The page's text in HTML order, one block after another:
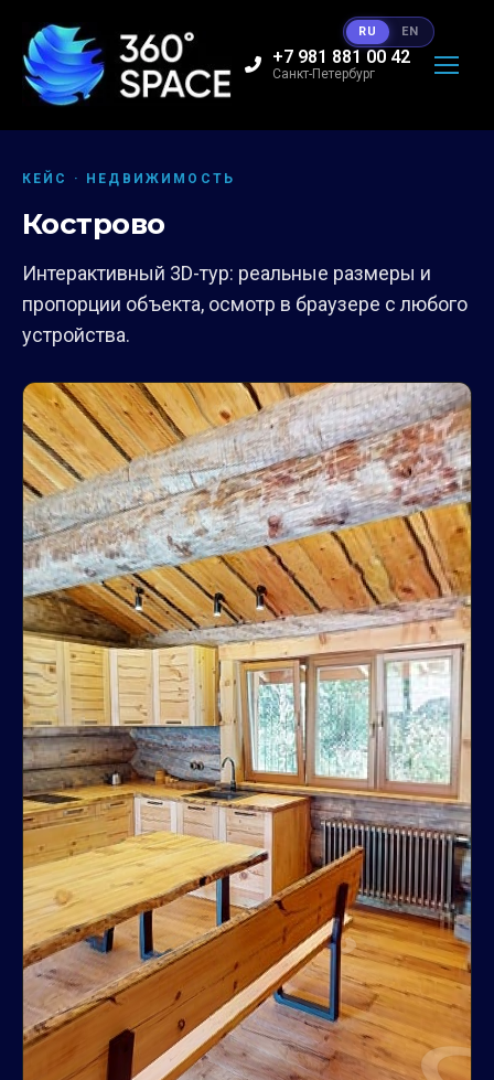
+7 981 881 00 42
Санкт-Петербург
КЕЙС · НЕДВИЖИМОСТЬ
Кострово
Интерактивный 3D-тур: реальные размеры и
пропорции объекта, осмотр в браузере с любого
устройства.
RU EN